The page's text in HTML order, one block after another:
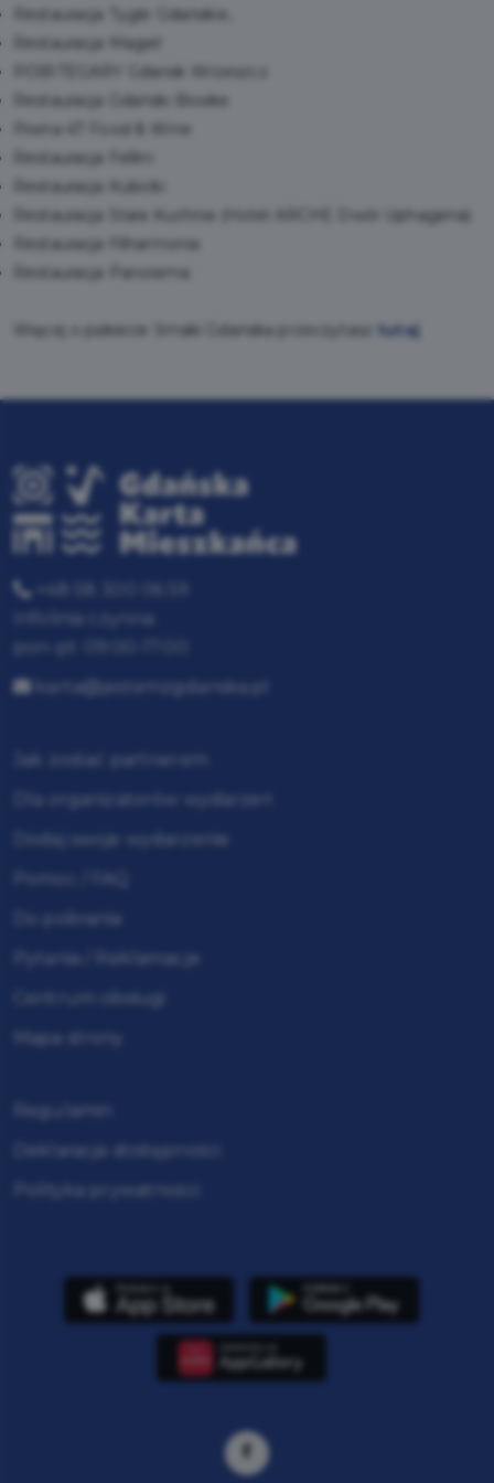
Restauracja Tygle Gdańskie,
Restauracja Magiel
POBITEGARY Gdańsk Wrzeszcz
Restauracja Gdański Bowke
Piwna 47 Food & Wine
Restauracja Fellini
Restauracja Kubicki
Restauracja Stara Kuchnia (Hotel ARCHE Dwór Uphagena)
Restauracja Filharmonia
Restauracja Panorama
Więcej o pakiecie Smaki Gdańska przeczytasz tutaj
+48 58 300 06 59
Infolinia czynna:
karta@jestemzgdanska.pl
Jak zostać partnerem
Dla organizatorów wydarzeń
Dodaj swoje wydarzenie
Do pobrania
Pytania / Reklamacje
Centrum obsługi
Mapa strony
Regulamin
Deklaracja dostępności
Polityka prywatności